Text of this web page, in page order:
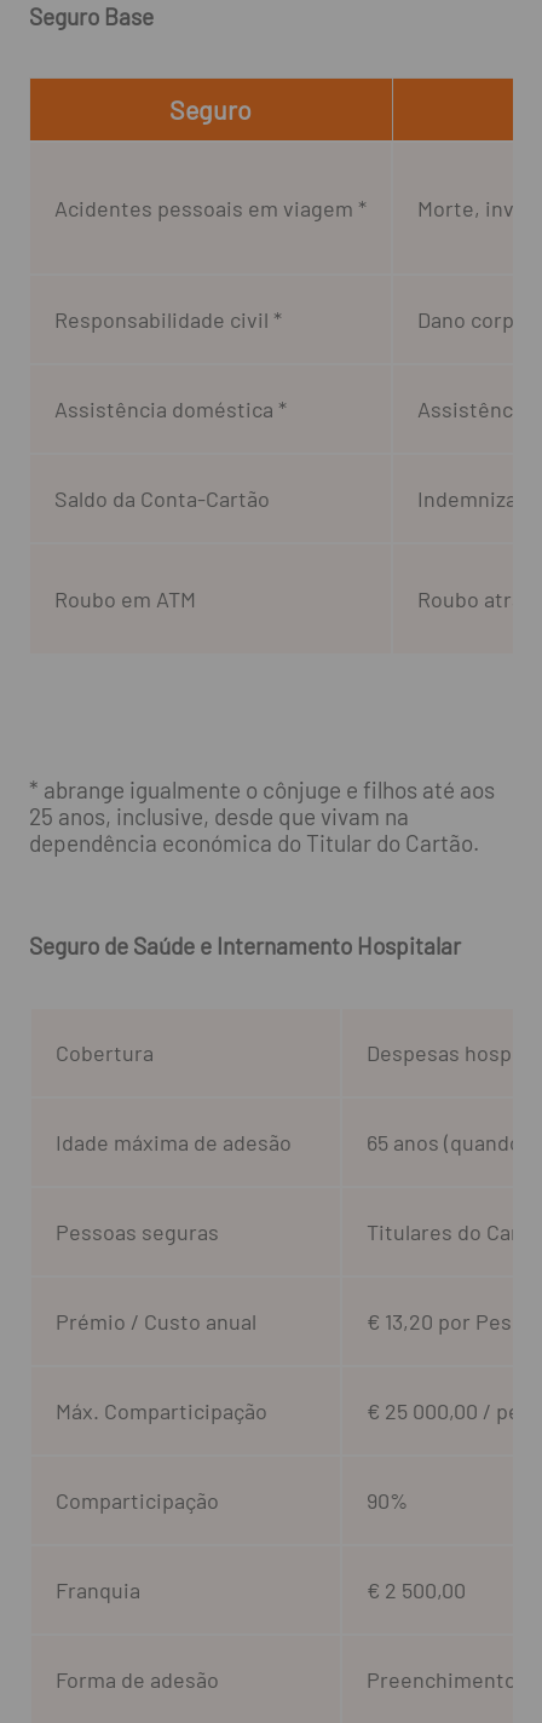
Seguro Base
Seguro
Acidentes pessoais em viagem * Morte,
Responsabilidade civil * Dano
Assistência doméstica * Assistência
Saldo da Conta-Cartão
Roubo em ATM Roubo
* abrange igualmente o cônjuge e filhos até aos
25 anos, inclusive, desde que vivam na
dependência económica do Titular do Cartão.
Seguro de Saúde e Internamento Hospitalar
Cobertura Despesas
Idade máxima de adesão 65 anos (quando
Pessoas seguras Titulares do
Prémio / Custo anual € 13,20 por
Máx. Comparticipação € 25 000,00 /
Comparticipação 90%
Franquia € 2 500,00
Forma de adesão Preenchimento